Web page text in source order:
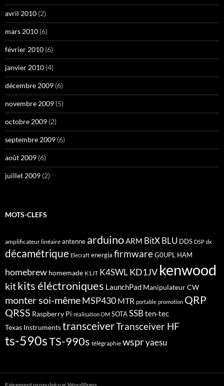
avril 2010 (2)
mars 2010 (6)
février 2010 (6)
janvier 2010 (4)
décembre 2009 (6)
novembre 2009 (5)
octobre 2009 (2)
septembre 2009 (6)
août 2009 (6)
juillet 2009 (2)
MOTS-CLEFS
amplificateur linéaire antenne arduinoARM BitX BLU DDS DSP dx
décamétrique Elecraft energia firmwareG0UPL HAM
homebrew homemade K1JT K4SWL KD1JV kenwood
kitkits éléctroniques LaunchPad Manipulateur CW
monter soi-mêmeMSP430 MTR portable promotion QRP
QRSS Raspberry Pi réalisation OM SOTASSB ten-tec
Texas InstrumentstransceiverTransceiver HF
ts-590sTS-990s télégraphie wspryaesu